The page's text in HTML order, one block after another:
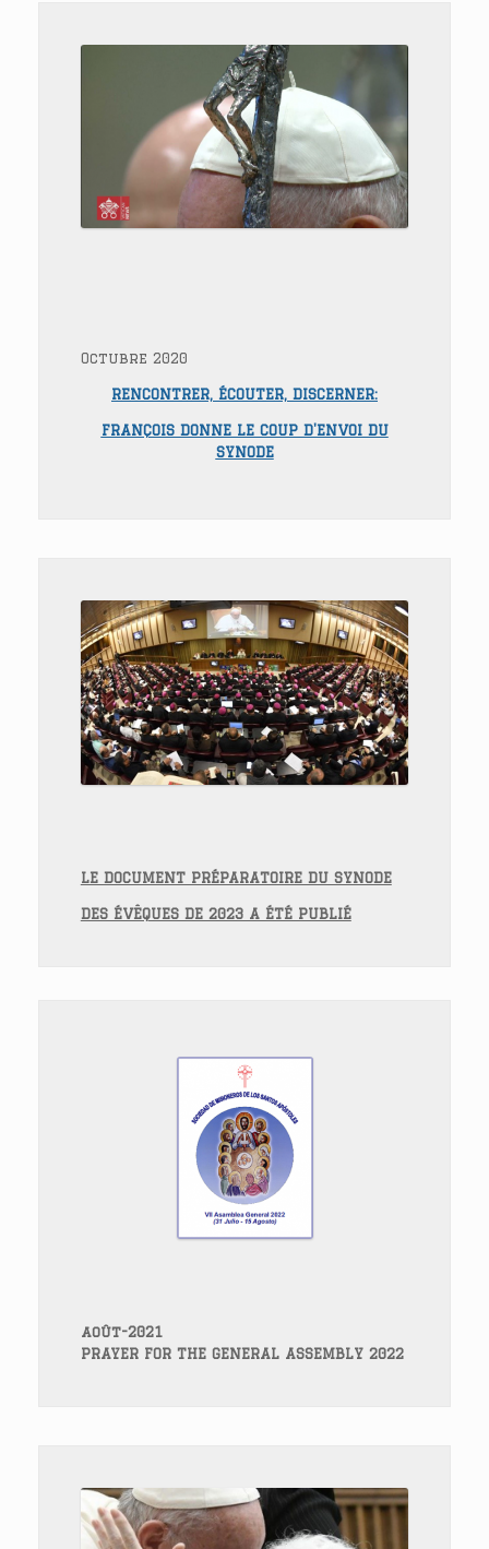
Octubre 2020
RENCONTRER, ÉCOUTER, DISCERNER:
FRANÇOIS DONNE LE COUP D'ENVOI DU
SYNODE
LE DOCUMENT PRÉPARATOIRE DU SYNODE
DES ÉVÊQUES DE 2023 A ÉTÉ PUBLIÉ
août-2021
PRAYER FOR THE GENERAL ASSEMBLY 2022